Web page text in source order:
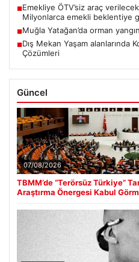
■Emekliye ÖTV’siz araç
Milyonlarca emekli beklentiye
■Muğla Yatağan’da orman
■Dış Mekan Yaşam alanlarında
Çözümleri
Güncel
07/08/2026
TBMM’de “Terörsüz Türkiye”
Araştırma Önergesi Kabul